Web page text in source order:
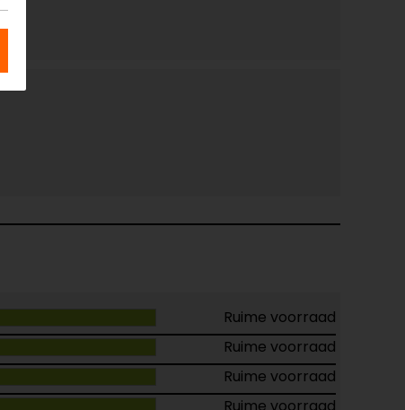
Ruime voorraad
Ruime voorraad
Ruime voorraad
Ruime voorraad